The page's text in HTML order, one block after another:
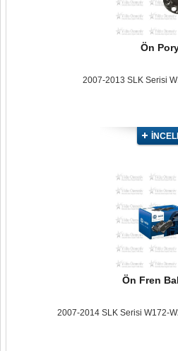
Ön
2007-2013 SLK Serisi
Ön Fren
2007-2014 SLK Serisi W172-